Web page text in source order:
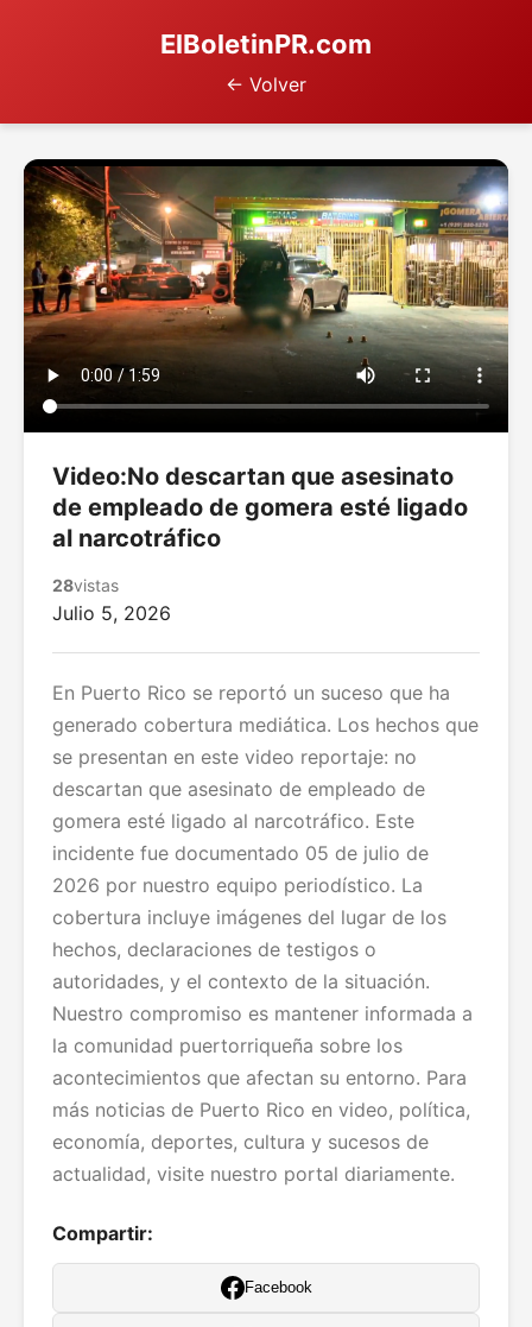
ElBoletinPR.com
← Volver
Video:No descartan que asesinato
de empleado de gomera esté ligado
al narcotráfico
28vistas
Julio 5, 2026
En Puerto Rico se reportó un suceso que ha
generado cobertura mediática. Los hechos que
se presentan en este video reportaje: no
descartan que asesinato de empleado de
gomera esté ligado al narcotráfico. Este
incidente fue documentado 05 de julio de
2026 por nuestro equipo periodístico. La
cobertura incluye imágenes del lugar de los
hechos, declaraciones de testigos o
autoridades, y el contexto de la situación.
Nuestro compromiso es mantener informada a
la comunidad puertorriqueña sobre los
acontecimientos que afectan su entorno. Para
más noticias de Puerto Rico en video, política,
economía, deportes, cultura y sucesos de
actualidad, visite nuestro portal diariamente.
Compartir:
Facebook